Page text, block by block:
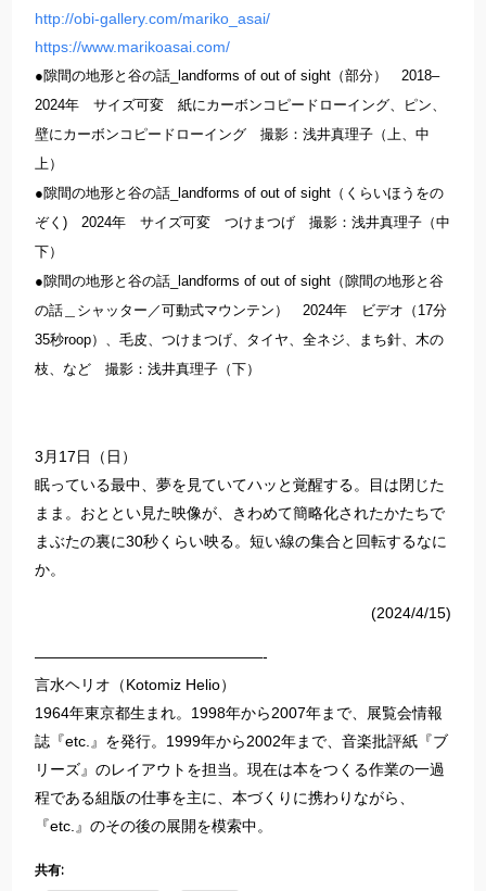
http://obi-gallery.com/mariko_asai/
https://www.marikoasai.com/
●隙間の地形と谷の話_landforms of out of sight（部分） 2018–
2024年 サイズ可変 紙にカーボンコピードローイング、ピン、
壁にカーボンコピードローイング 撮影：浅井真理子（上、中
上）
●隙間の地形と谷の話_landforms of out of sight（くらいほうをの
ぞく) 2024年 サイズ可変 つけまつげ 撮影：浅井真理子（中
下）
●隙間の地形と谷の話_landforms of out of sight（隙間の地形と谷
の話＿シャッター／可動式マウンテン） 2024年 ビデオ（17分
35秒roop）、毛皮、つけまつげ、タイヤ、全ネジ、まち針、木の
枝、など 撮影：浅井真理子（下）
3月17日（日）
眠っている最中、夢を見ていてハッと覚醒する。目は閉じた
まま。おととい見た映像が、きわめて簡略化されたかたちで
まぶたの裏に30秒くらい映る。短い線の集合と回転するなに
か。
(2024/4/15)
———————————————-
言水ヘリオ（Kotomiz Helio）
1964年東京都生まれ。1998年から2007年まで、展覧会情報
誌『etc.』を発行。1999年から2002年まで、音楽批評紙『ブ
リーズ』のレイアウトを担当。現在は本をつくる作業の一過
程である組版の仕事を主に、本づくりに携わりながら、
『etc.』のその後の展開を模索中。
共有: